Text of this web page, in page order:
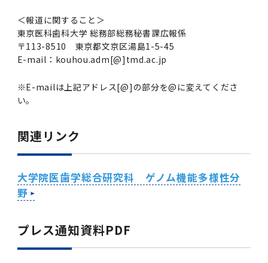
＜報道に関すること＞
東京医科歯科大学 総務部総務秘書課広報係
〒113-8510 東京都文京区湯島1-5-45
E-mail：kouhou.adm[@]tmd.ac.jp
※E-mailは上記アドレス[@]の部分を@に変えてくださ
い。
関連リンク
大学院医歯学総合研究科 ゲノム機能多様性分
野
プレス通知資料PDF